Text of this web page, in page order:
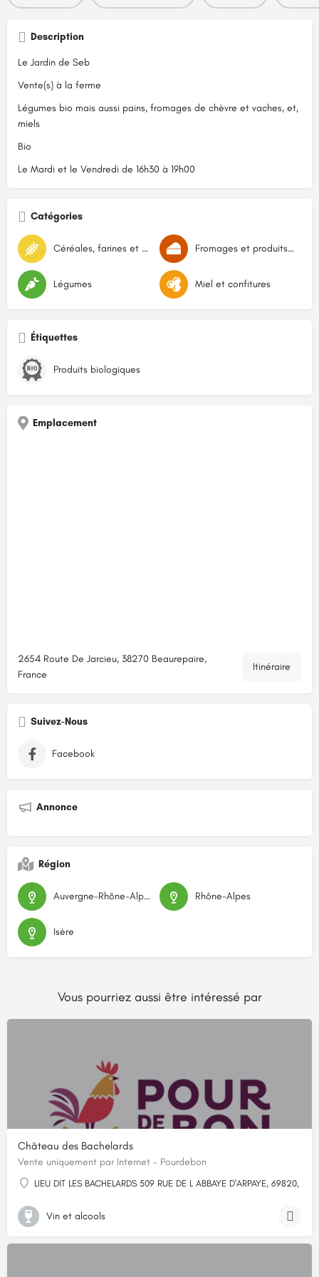
Description
Le Jardin de Seb
Vente(s) à la ferme
Légumes bio mais aussi pains, fromages de chèvre et vaches, et,
miels
Bio
Le Mardi et le Vendredi de 16h30 à 19h00
Catégories
Céréales, farines et graines Fromages et produits laitiers
Légumes Miel et confitures
Étiquettes
Produits biologiques
Emplacement
2654 Route De Jarcieu, 38270 Beaurepaire,
France
Itinéraire
Suivez-Nous
Facebook
Annonce
Région
Auvergne-Rhône-Alpes Rhône-Alpes
Isère
Vous pourriez aussi être intéressé par
Château des Bachelards
Vente uniquement par Internet - Pourdebon
LIEU DIT LES BACHELARDS 509 RUE DE L ABBAYE D'ARPAYE, 69820,
Vin et alcools